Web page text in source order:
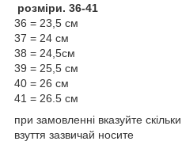
розміри. 36-41
36 = 23,5 см
37 = 24 см
38 = 24,5см
39 = 25,5 см
40 = 26 см
41 = 26.5 см
при замовленні вказуйте
взуття зазвичай носите